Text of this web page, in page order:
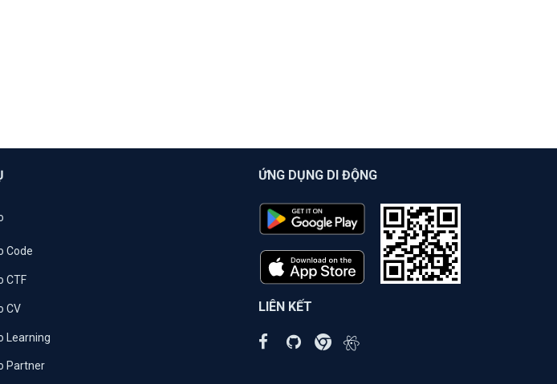
Code
CTF
CV
Learning
Partner
ỨNG DỤNG DI ĐỘNG
LIÊN KẾT